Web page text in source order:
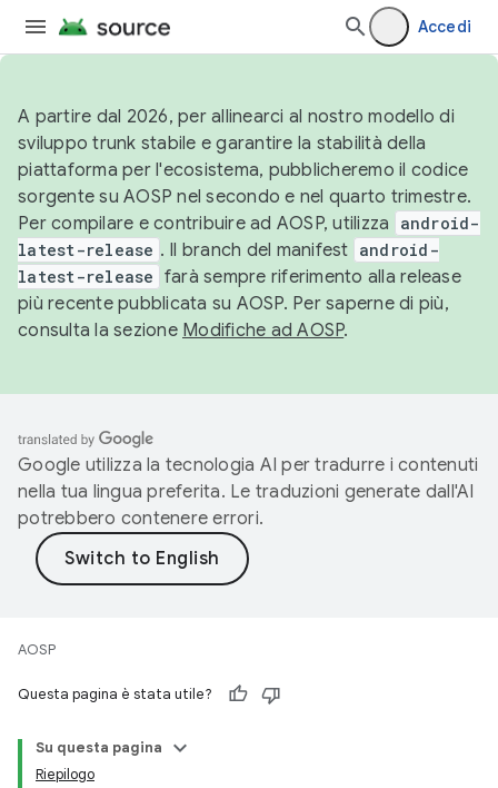
Accedi
A partire dal 2026, per allinearci al nostro modello di
sviluppo trunk stabile e garantire la stabilità della
piattaforma per l'ecosistema, pubblicheremo il codice
sorgente su AOSP nel secondo e nel quarto trimestre.
Per compilare e contribuire ad AOSP, utilizza
android-
latest-release . Il branch del manifest android-
latest-release farà sempre riferimento alla release
più recente pubblicata su AOSP. Per saperne di più,
consulta la sezione Modifiche ad AOSP.
Google utilizza la tecnologia AI per tradurre i contenuti
nella tua lingua preferita. Le traduzioni generate dall'AI
potrebbero contenere errori.
AOSP
Questa pagina è stata utile?
Su questa pagina
Riepilogo